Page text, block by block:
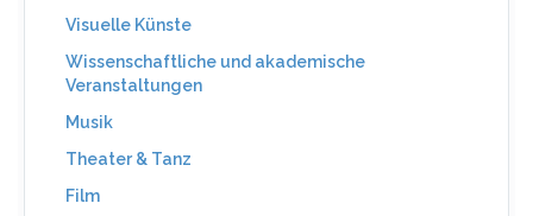
Visuelle Künste
Wissenschaftliche und akademische
Veranstaltungen
Musik
Theater & Tanz
Film